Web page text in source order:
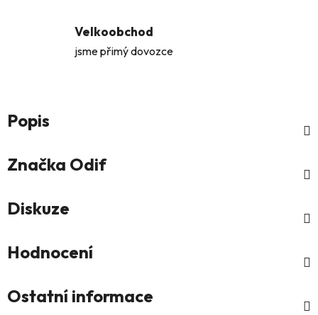
Velkoobchod
jsme přimý dovozce
Popis
Značka Odif
Diskuze
Hodnocení
Ostatní informace